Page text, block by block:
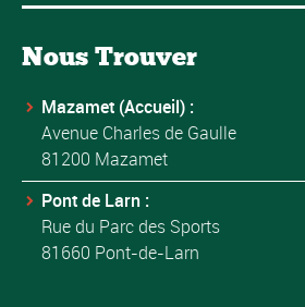
Nous Trouver
Mazamet (Accueil) :
Avenue Charles de Gaulle
81200 Mazamet
Pont de Larn :
Rue du Parc des Sports
81660 Pont-de-Larn